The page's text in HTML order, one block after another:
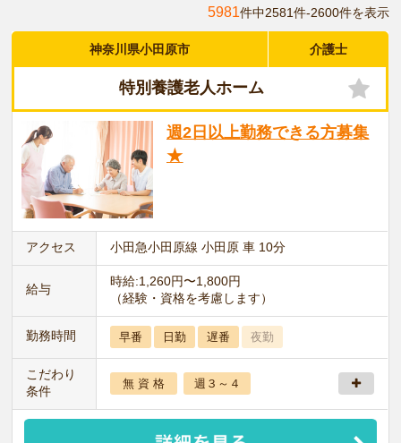
5981件中2581件-2600件を表示
神奈川県小田原市 介護士
特別養護老人ホーム
週2日以上勤務できる方募集
★
アクセス 小田急小田原線 小田原 車 10分
給与
時給:1,260円〜1,800円
（経験・資格を考慮します）
勤務時間 早番 日勤 遅番 夜勤
こだわり
条件
無 資 格 週３～４